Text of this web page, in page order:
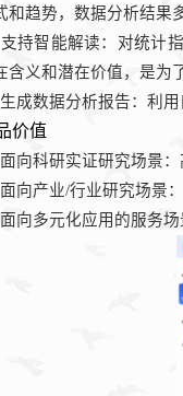
和趋势，数据分析结果
持智能解读：对统计
含义和潜在价值，是为
成数据分析报告：利
价值
向科研实证研究场景
向产业/行业研究场景
向多元化应用的服务